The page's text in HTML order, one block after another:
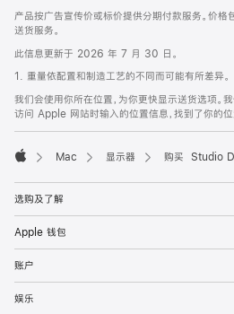
产品按广告宣传价或标价提供分期付款服务。价格
送货服务。
此信息更新于 2026 年 7 月 30 日。
1. 重量依配置和制造工艺的不同而可能有所差异。
我们会使用你所在位置，为你更快显示送货选项。
访问 Apple 网站时输入的位置信息，找到了你的位
Mac 显示器 购买 Studio
选购及了解
Apple 钱包
账户
娱乐